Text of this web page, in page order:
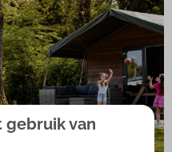
gebruik van